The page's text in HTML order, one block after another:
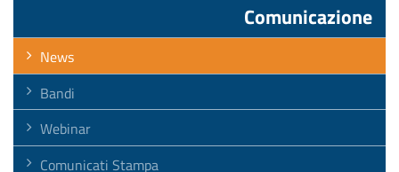
Comunicazione
News
Bandi
Webinar
Comunicati Stampa